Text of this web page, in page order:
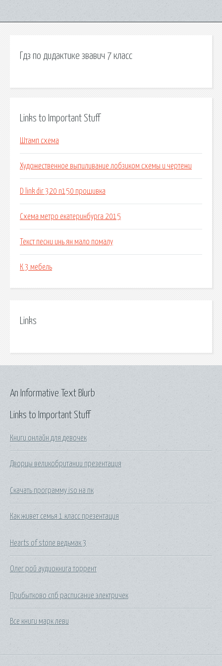
Гдз по дидактике звавич 7 класс
Links to Important Stuff
Штамп схема
Художественное выпиливание лобзиком схемы и чертежи
D link dir 320 n150 прошивка
Схема метро екатеринбурга 2015
Текст песни инь ян мало помалу
К 3 мебель
Links
Links to Important Stuff
Книги онлайн для девочек
Дворцы великобритании презентация
Скачать программу iso на пк
Как живет семья 1 класс презентация
Hearts of stone ведьмак 3
Олег рой аудиокнига торрент
Прибытково спб расписание электричек
Все книги марк леви
An Informative Text Blurb